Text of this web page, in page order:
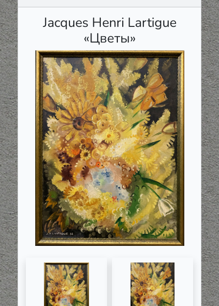
Jacques Henri Lartigue
«Цветы»